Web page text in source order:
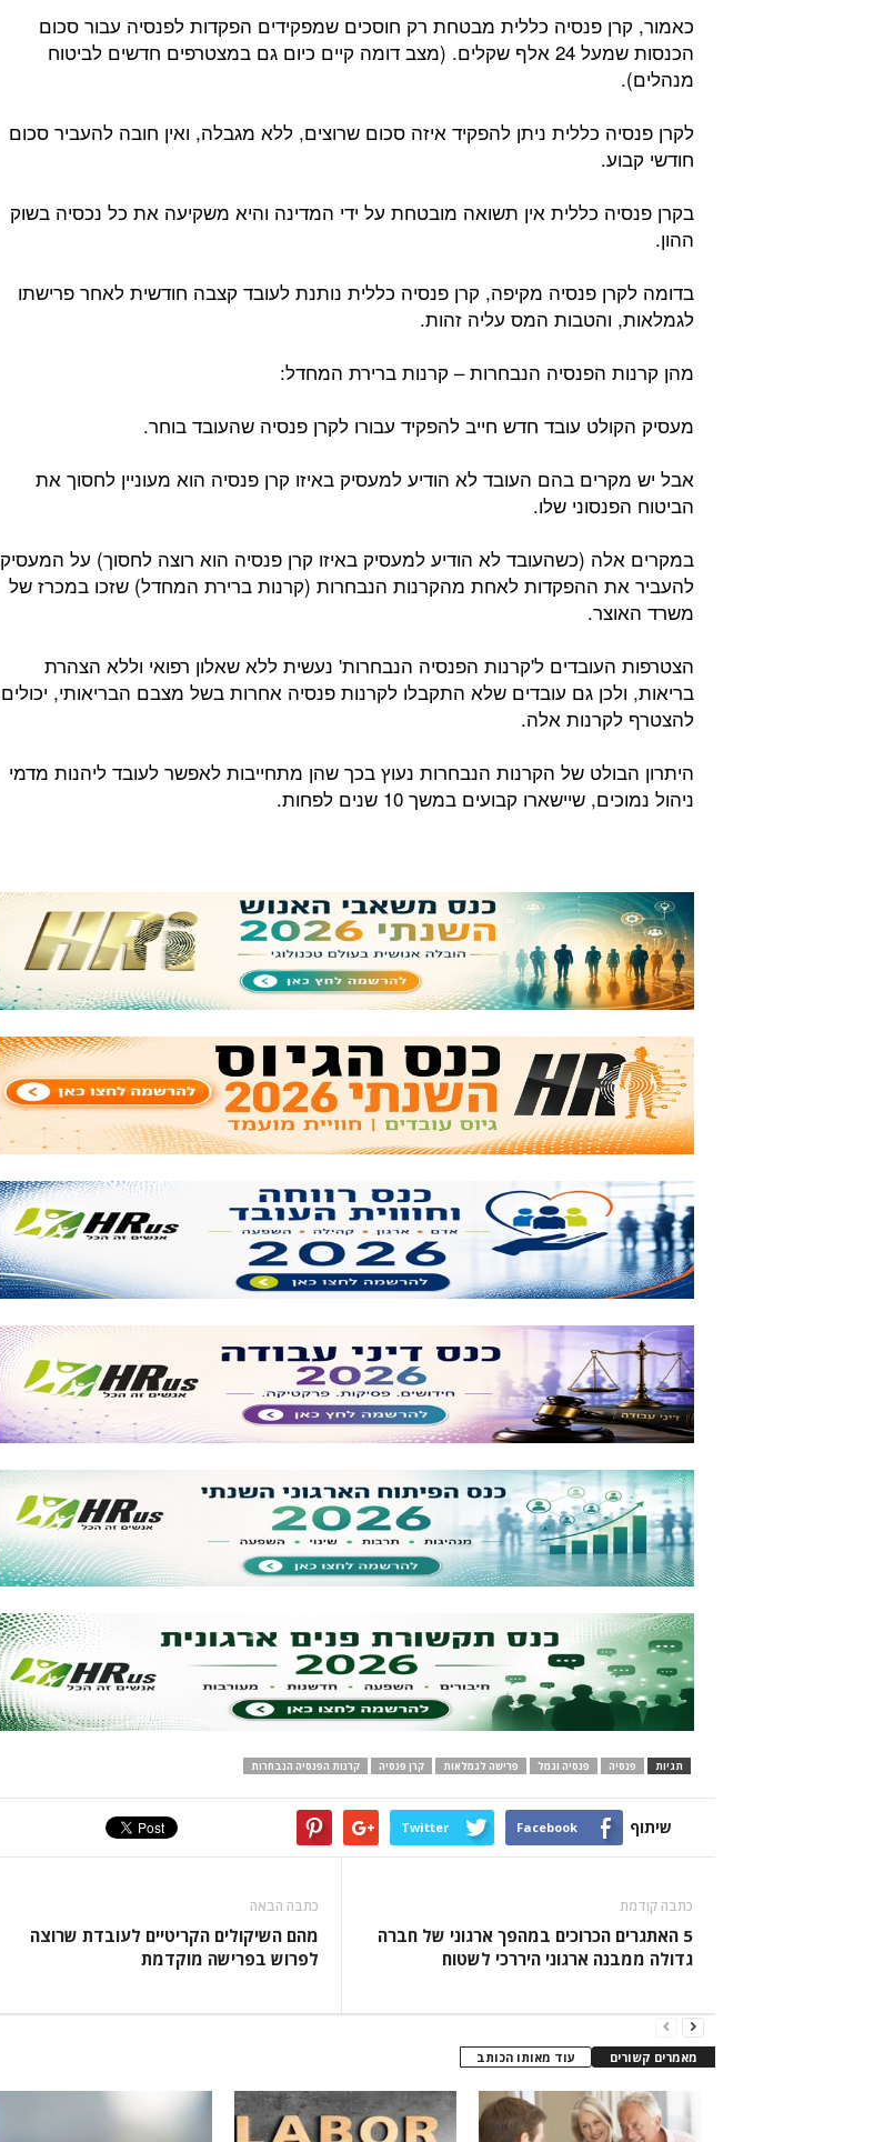
כאמור, קרן פנסיה כללית מבטחת רק חוסכים שמפקידים הפקדות לפנסיה עבור סכום
הכנסות שמעל 24 אלף שקלים. (מצב דומה קיים כיום גם במצטרפים חדשים לביטוח
מנהלים).
לקרן פנסיה כללית ניתן להפקיד איזה סכום שרוצים, ללא מגבלה, ואין חובה להעביר סכום
חודשי קבוע.
בקרן פנסיה כללית אין תשואה מובטחת על ידי המדינה והיא משקיעה את כל נכסיה בשוק
ההון.
בדומה לקרן פנסיה מקיפה, קרן פנסיה כללית נותנת לעובד קצבה חודשית לאחר פרישתו
לגמלאות, והטבות המס עליה זהות.
מהן קרנות הפנסיה הנבחרות – קרנות ברירת המחדל:
מעסיק הקולט עובד חדש חייב להפקיד עבורו לקרן פנסיה שהעובד בוחר.
אבל יש מקרים בהם העובד לא הודיע למעסיק באיזו קרן פנסיה הוא מעוניין לחסוך את
הביטוח הפנסוני שלו.
במקרים אלה (כשהעובד לא הודיע למעסיק באיזו קרן פנסיה הוא רוצה לחסוך) על המעסיק
להעביר את ההפקדות לאחת מהקרנות הנבחרות (קרנות ברירת המחדל) שזכו במכרז של
משרד האוצר.
הצטרפות העובדים ל'קרנות הפנסיה הנבחרות' נעשית ללא שאלון רפואי וללא הצהרת
בריאות, ולכן גם עובדים שלא התקבלו לקרנות פנסיה אחרות בשל מצבם הבריאותי, יכולים
להצטרף לקרנות אלה.
היתרון הבולט של הקרנות הנבחרות נעוץ בכך שהן מתחייבות לאפשר לעובד ליהנות מדמי
ניהול נמוכים, שיישארו קבועים במשך 10 שנים לפחות.
תגיות פנסיה פנסיה וגמל פרישה לגמלאות קרן פנסיה קרנות הפנסיה הנבחרות
שיתוף Facebook
Twitter
כתבה קודמת
5 האתגרים הכרוכים במהפך ארגוני של חברה
גדולה ממבנה ארגוני היררכי לשטוח
כתבה הבאה
מהם השיקולים הקריטיים לעובדת שרוצה
לפרוש בפרישה מוקדמת
מאמרים קשורים עוד מאותו הכותב